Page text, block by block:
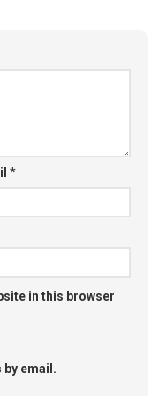
*
in this browser
email.